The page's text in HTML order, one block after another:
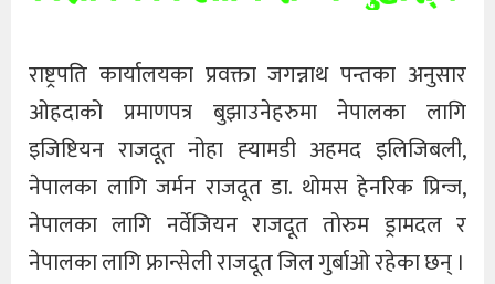
राष्ट्रपति कार्यालयका प्रवक्ता जगन्नाथ पन्तका अनुसार
ओहदाको प्रमाणपत्र बुझाउनेहरुमा नेपालका लागि
इजिष्टियन राजदूत नोहा ह्‍यामडी अहमद इलिजिबली,
नेपालका लागि जर्मन राजदूत डा. थोमस हेनरिक प्रिन्ज,
नेपालका लागि नर्वेजियन राजदूत तोरुम ड्रामदल र
नेपालका लागि फ्रान्सेली राजदूत जिल गुर्बाओ रहेका छन् ।